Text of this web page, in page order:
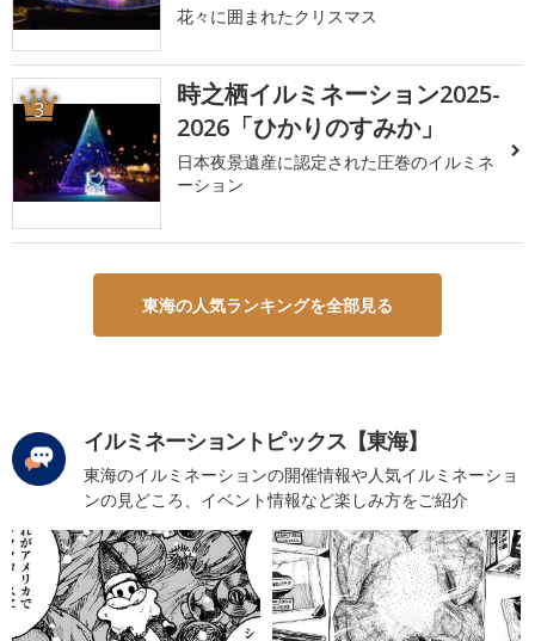
花々に囲まれたクリスマス
3
時之栖イルミネーション2025-
2026「ひかりのすみか」
日本夜景遺産に認定された圧巻のイルミネ
ーション
東海の人気ランキングを全部見る
イルミネーショントピックス【東海】
東海のイルミネーションの開催情報や人気イルミネーショ
ンの見どころ、イベント情報など楽しみ方をご紹介